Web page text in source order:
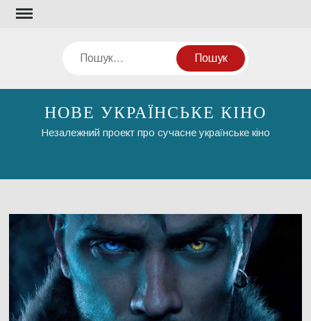
Перейти
Пошук
НОВЕ УКРАЇНСЬКЕ КІНО
Незалежний проект про сучасне українське кіно